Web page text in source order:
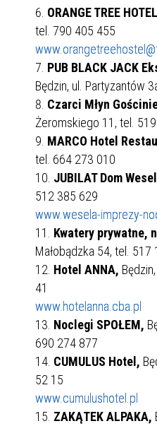
ORANGE TREE
tel. 790 405 455
PUB BLACK JACK
Będzin, ul. Partyzantów
Czarci Młyn
Żeromskiego 11, tel.
MARCO Hotel
tel. 664 273 010
JUBILAT Dom
512 385 629
www.wesela-imprezy-
Kwatery prywatne,
Małobądzka 54, tel. 517
Hotel ANNA,
41
www.hotelanna.cba.pl
Noclegi SPOŁEM,
690 274 877
CUMULUS Hotel,
52 15
www.cumulushotel.pl
ZAKĄTEK ALPAKA,